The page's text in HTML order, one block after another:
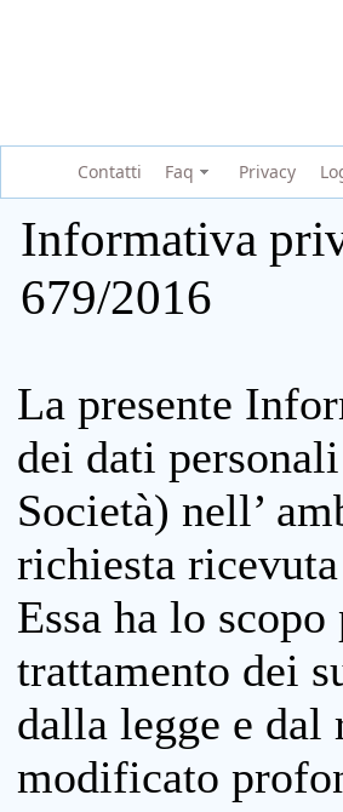
Contatti Faq Privacy
Informativa
679/2016
La presente
dei dati
Società) nell’
richiesta
Essa ha lo
trattamento dei
dalla legge e dal
modificato